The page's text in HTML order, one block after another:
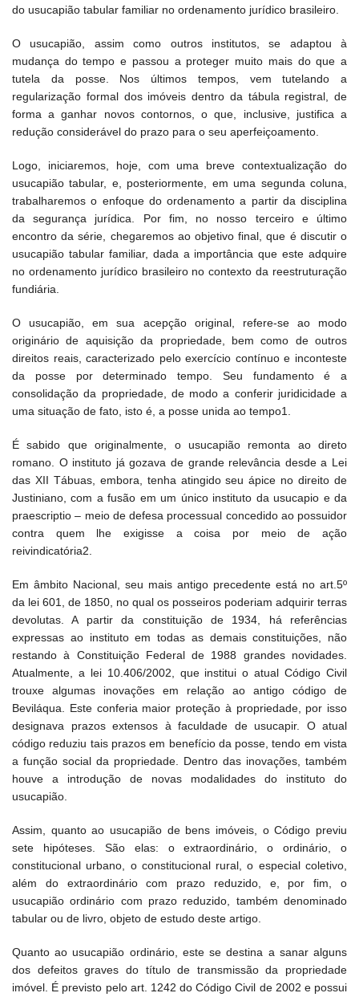
do usucapião tabular familiar no ordenamento jurídico brasileiro.
O usucapião, assim como outros institutos, se adaptou à
mudança do tempo e passou a proteger muito mais do que a
tutela da posse. Nos últimos tempos, vem tutelando a
regularização formal dos imóveis dentro da tábula registral, de
forma a ganhar novos contornos, o que, inclusive, justifica a
redução considerável do prazo para o seu aperfeiçoamento.
Logo, iniciaremos, hoje, com uma breve contextualização do
usucapião tabular, e, posteriormente, em uma segunda coluna,
trabalharemos o enfoque do ordenamento a partir da disciplina
da segurança jurídica. Por fim, no nosso terceiro e último
encontro da série, chegaremos ao objetivo final, que é discutir o
usucapião tabular familiar, dada a importância que este adquire
no ordenamento jurídico brasileiro no contexto da reestruturação
fundiária.
O usucapião, em sua acepção original, refere-se ao modo
originário de aquisição da propriedade, bem como de outros
direitos reais, caracterizado pelo exercício contínuo e inconteste
da posse por determinado tempo. Seu fundamento é a
consolidação da propriedade, de modo a conferir juridicidade a
uma situação de fato, isto é, a posse unida ao tempo1.
É sabido que originalmente, o usucapião remonta ao direto
romano. O instituto já gozava de grande relevância desde a Lei
das XII Tábuas, embora, tenha atingido seu ápice no direito de
Justiniano, com a fusão em um único instituto da usucapio e da
praescriptio – meio de defesa processual concedido ao possuidor
contra quem lhe exigisse a coisa por meio de ação
reivindicatória2.
Em âmbito Nacional, seu mais antigo precedente está no art.5º
da lei 601, de 1850, no qual os posseiros poderiam adquirir terras
devolutas. A partir da constituição de 1934, há referências
expressas ao instituto em todas as demais constituições, não
restando à Constituição Federal de 1988 grandes novidades.
Atualmente, a lei 10.406/2002, que institui o atual Código Civil
trouxe algumas inovações em relação ao antigo código de
Beviláqua. Este conferia maior proteção à propriedade, por isso
designava prazos extensos à faculdade de usucapir. O atual
código reduziu tais prazos em benefício da posse, tendo em vista
a função social da propriedade. Dentro das inovações, também
houve a introdução de novas modalidades do instituto do
usucapião.
Assim, quanto ao usucapião de bens imóveis, o Código previu
sete hipóteses. São elas: o extraordinário, o ordinário, o
constitucional urbano, o constitucional rural, o especial coletivo,
além do extraordinário com prazo reduzido, e, por fim, o
usucapião ordinário com prazo reduzido, também denominado
tabular ou de livro, objeto de estudo deste artigo.
Quanto ao usucapião ordinário, este se destina a sanar alguns
dos defeitos graves do título de transmissão da propriedade
imóvel. É previsto pelo art. 1242 do Código Civil de 2002 e possui